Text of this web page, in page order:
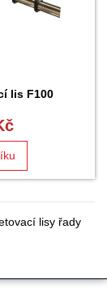
lis F100
lisy řady